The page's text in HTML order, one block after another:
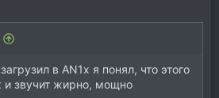
в AN1x я понял, что этого
и звучит жирно, мощно